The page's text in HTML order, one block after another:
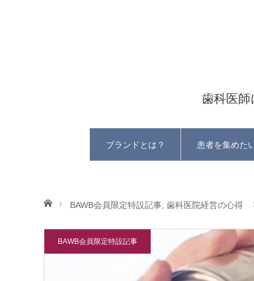
歯科医師
ブランドとは？ 患者を集めた
ホームBAWB会員限定特設記事 歯科医院経営の心得
BAWB会員限定特設記事